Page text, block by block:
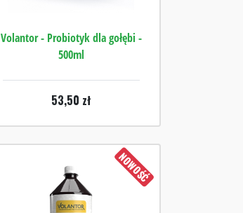
Volantor - Probiotyk dla gołębi -
500ml
53,50 zł
NOWOŚĆ